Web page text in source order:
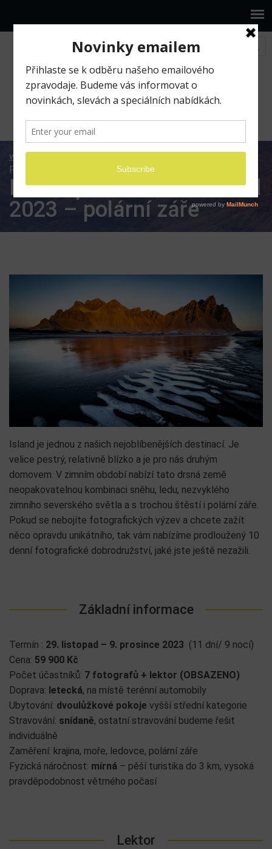
www.ilumio.cz
Fotoexpedice zimní Island 2023 – polární záře
Fotoexpedice zimní Island
2023 – polární záře
Island je jednou z našich nejoblíbenějších destinací. Je
velice pestrý, relativně blízko a je pro nás druhým
domovem. V zimním období nabízí tato drsná země
neopakovatelnou kombinaci sněhu, ledu, nezvyklého
zimního severského světla a s trochou štěstí i polární záře.
Pokud se nebojíte fotografických výzev a chcete zažít
něco opravdu unikátního, tak vám nabízíme prodloužený 10
denní fotografické dobrodružství, jaké jste ještě nezažili.
Základní informace
Termín : 29. listopad – 9. prosince 2023 (11 dní/ 9 nocí)
Cena: 59 900 Kč
Počet účastníků: 7 fotografů + lektor (OBSAZENO)
Doprava: letecká, na místě terénní automobily
Ubytování: dvoulůžkové pokoje vyšší střední kategorie
Stravování: snídaně, ostatní stravování budeme řešit
individuálně
Zaměření: krajina, moře, ledovce, polární záře
Fyzická náročnost: mírná – pěší turistika do 3 km, vysoká
pravděpodobnost větrného počasí
Lektor